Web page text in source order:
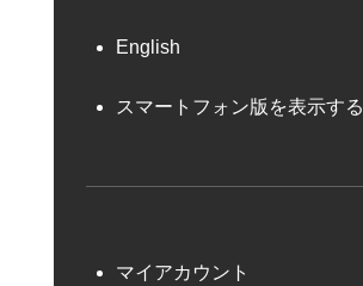
English
スマートフォン版を表示する
マイアカウント